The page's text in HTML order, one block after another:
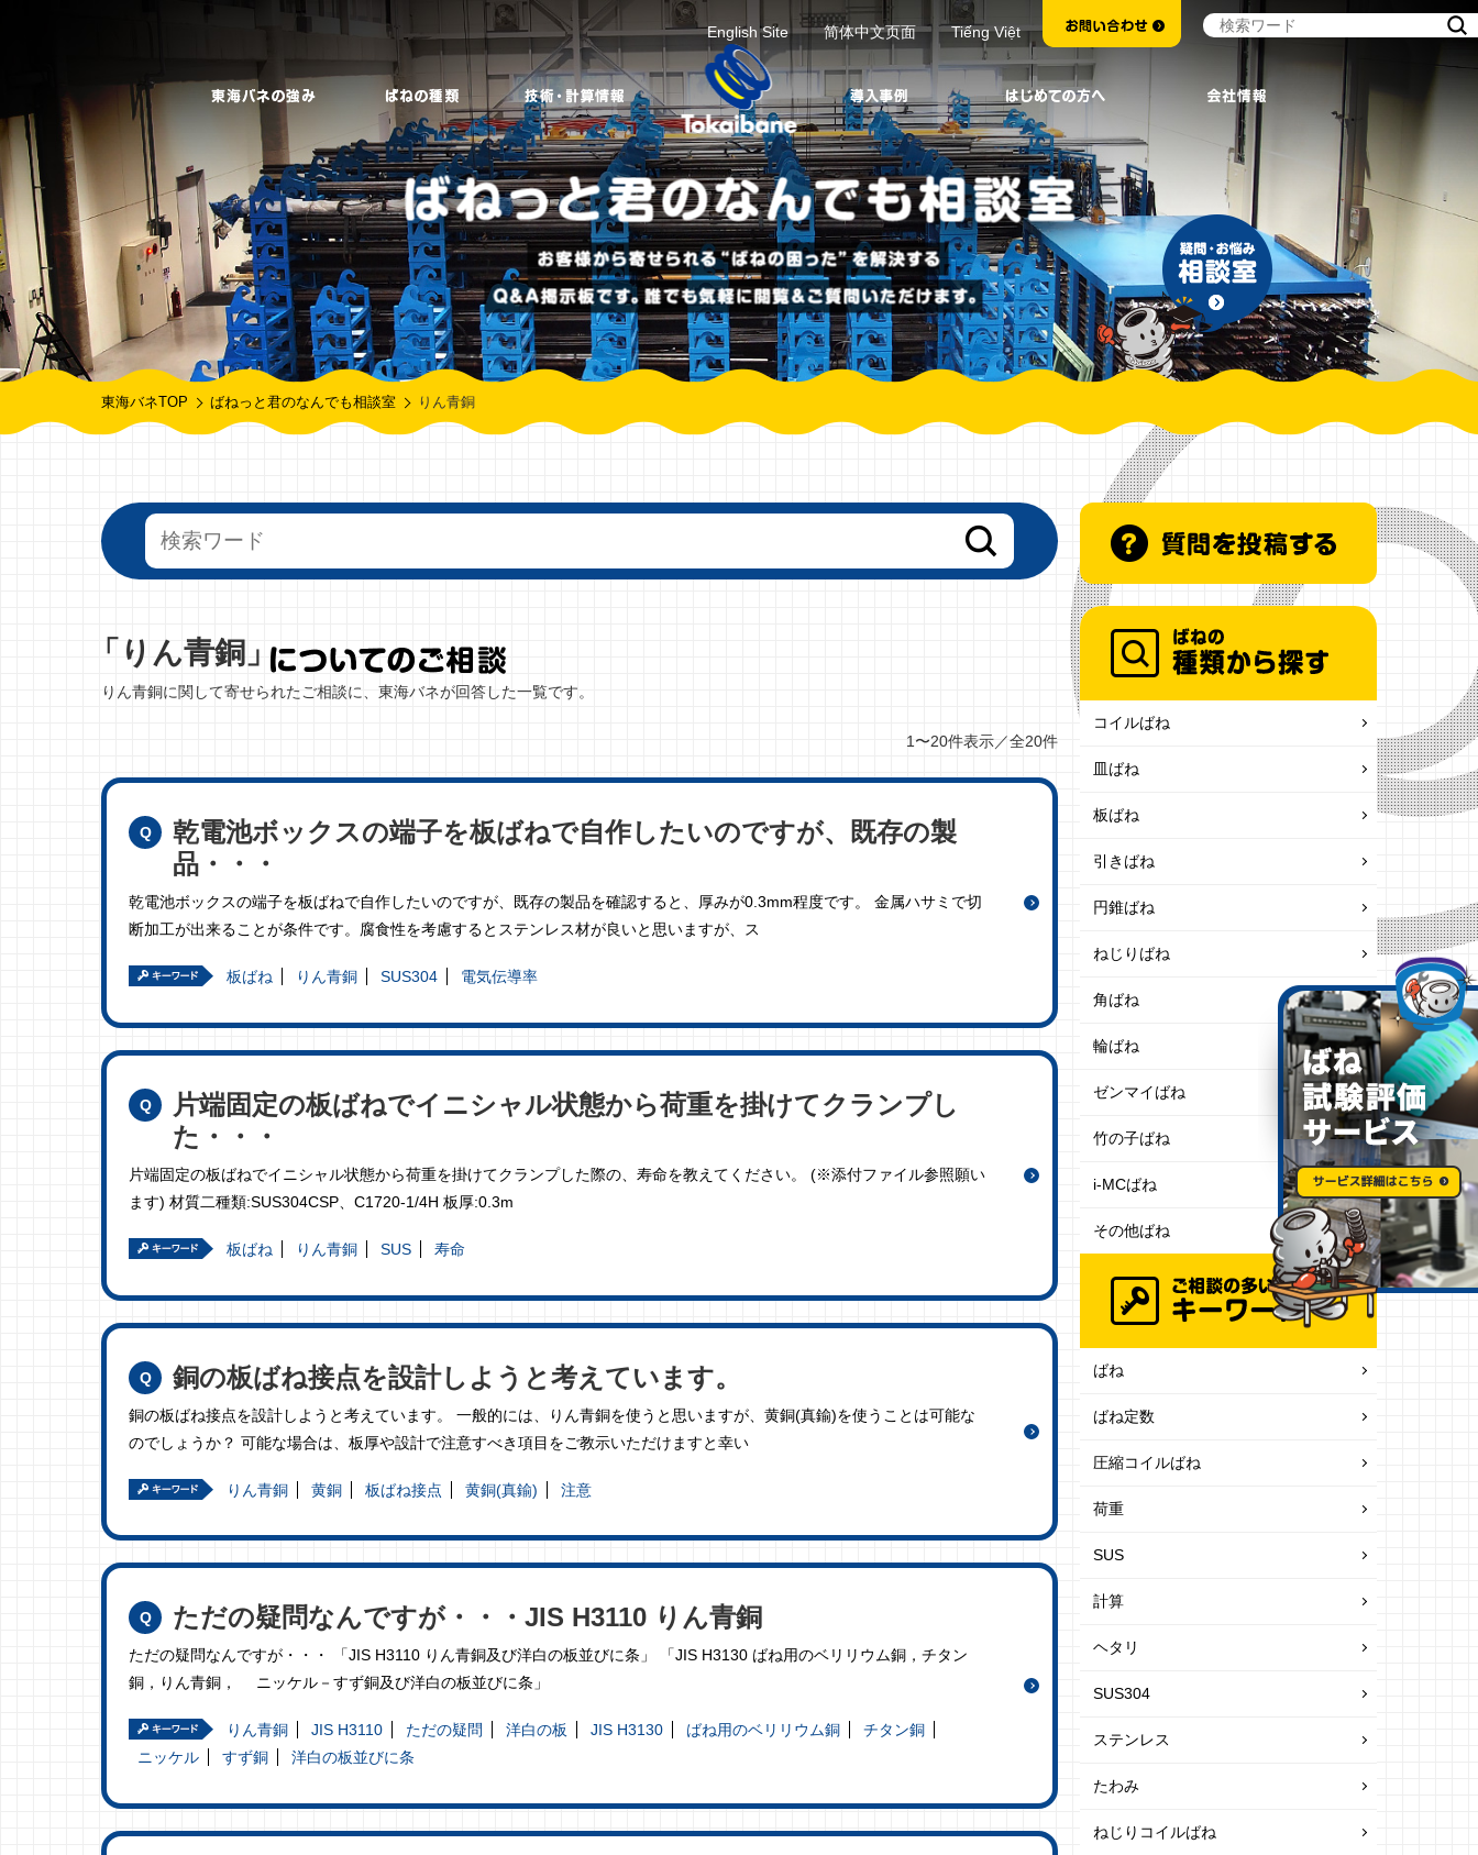
English Site 简体中文页面 Tiếng Việt
東海バネTOP ばねっと君のなんでも相談室 りん青銅
「りん青銅」
りん青銅に関して寄せられたご相談に、東海バネが回答した一覧です。
1〜20件表示／全20件
乾電池ボックスの端子を板ばねで自作したいのですが、既存の製
品・・・
乾電池ボックスの端子を板ばねで自作したいのですが、既存の製品を確認すると、厚みが0.3mm程度です。 金属ハサミで切
断加工が出来ることが条件です。腐食性を考慮するとステンレス材が良いと思いますが、ス
板ばね りん青銅 SUS304 電気伝導率
片端固定の板ばねでイニシャル状態から荷重を掛けてクランプし
た・・・
片端固定の板ばねでイニシャル状態から荷重を掛けてクランプした際の、寿命を教えてください。 (※添付ファイル参照願い
ます) 材質二種類:SUS304CSP、C1720-1/4H 板厚:0.3m
板ばね りん青銅 SUS 寿命
銅の板ばね接点を設計しようと考えています。
銅の板ばね接点を設計しようと考えています。 一般的には、りん青銅を使うと思いますが、黄銅(真鍮)を使うことは可能な
のでしょうか？ 可能な場合は、板厚や設計で注意すべき項目をご教示いただけますと幸い
りん青銅 黄銅 板ばね接点 黄銅(真鍮) 注意
ただの疑問なんですが・・・JIS H3110 りん青銅
ただの疑問なんですが・・・ 「JIS H3110 りん青銅及び洋白の板並びに条」 「JIS H3130 ばね用のベリリウム銅，チタン
銅，りん青銅， ニッケル－すず銅及び洋白の板並びに条」
りん青銅 JIS H3110 ただの疑問 洋白の板 JIS H3130 ばね用のベリリウム銅
チタン銅
ニッケル
すず銅 洋白の板並びに条
コイルばね
皿ばね
板ばね
引きばね
円錐ばね
ねじりばね
角ばね
輪ばね
ゼンマイばね
竹の子ばね
i-MCばね
その他ばね
ばね
ばね定数
圧縮コイルばね
荷重
SUS
計算
ヘタリ
SUS304
ステンレス
たわみ
ねじりコイルばね